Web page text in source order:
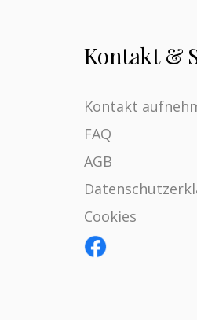
Kontakt &
Kontakt
FAQ
AGB
Cookies